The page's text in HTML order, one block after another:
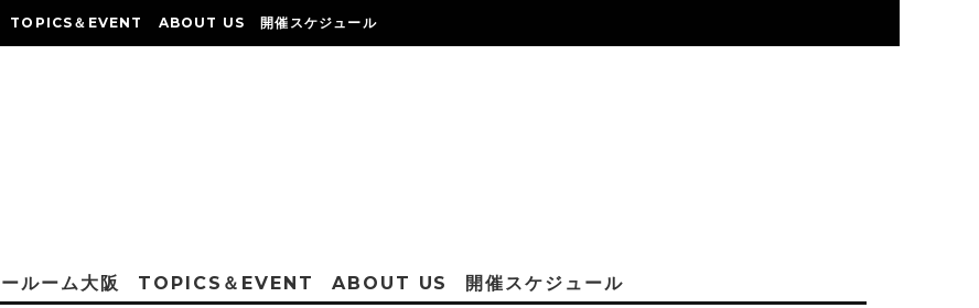
TOPICS＆EVENT ABOUT US 開催スケジュール
ルーム大阪 TOPICS＆EVENT ABOUT US 開催スケジュール